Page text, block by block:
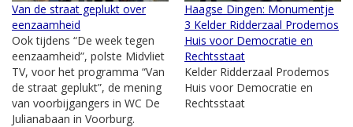
Van de straat geplukt over
eenzaamheid
Ook tijdens “De week tegen
eenzaamheid”, polste Midvliet
TV, voor het programma “Van
de straat geplukt”, de mening
van voorbijgangers in WC De
Julianabaan in Voorburg.
Haagse Dingen: Monumentje
3 Kelder Ridderzaal Prodemos
Huis voor Democratie en
Rechtsstaat
Kelder Ridderzaal Prodemos
Huis voor Democratie en
Rechtsstaat